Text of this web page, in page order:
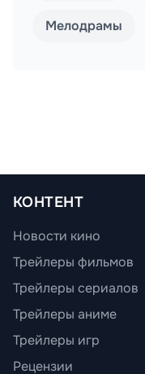
Мелодрамы
КОНТЕНТ
Новости кино
Трейлеры фильмов
Трейлеры сериалов
Трейлеры аниме
Трейлеры игр
Рецензии